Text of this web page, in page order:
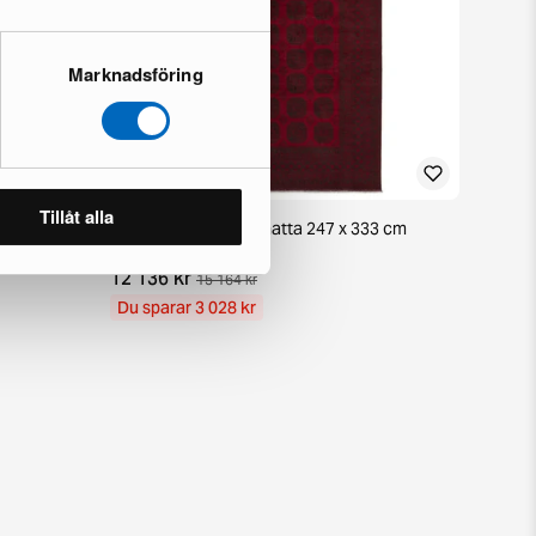
Marknadsföring
Tillåt allaAktscha orientalisk matta 247 x 333 cm
1 i lager · Nyskick
12 136 kr 15 164 kr
Du sparar 3 028 kr